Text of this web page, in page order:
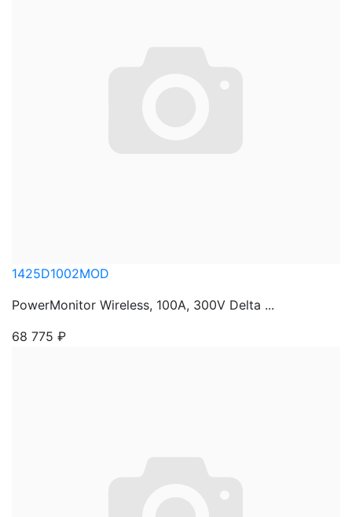
1425D1002MOD
PowerMonitor Wireless, 100A, 300V Delta ...
68 775 ₽